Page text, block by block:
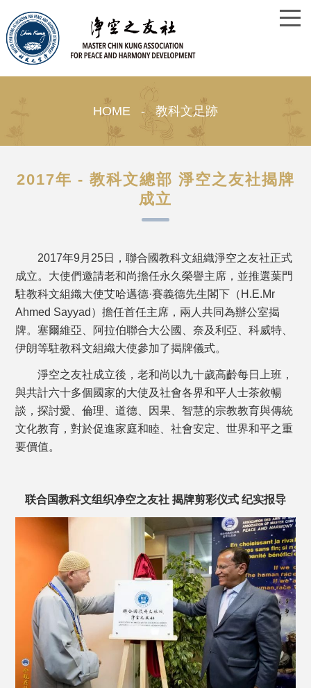
HOME - 教科文足跡
2017年 - 教科文總部 淨空之友社揭牌
成立
2017年9月25日，聯合國教科文組織淨空之友社正式
成立。大使們邀請老和尚擔任永久榮譽主席，並推選葉門
駐教科文組織大使艾哈邁德·賽義德先生閣下（H.E.Mr
Ahmed Sayyad）擔任首任主席，兩人共同為辦公室揭
牌。塞爾維亞、阿拉伯聯合大公國、奈及利亞、科威特、
伊朗等駐教科文組織大使參加了揭牌儀式。
淨空之友社成立後，老和尚以九十歲高齡每日上班，
與共計六十多個國家的大使及社會各界和平人士茶敘暢
談，探討愛、倫理、道德、因果、智慧的宗教教育與傳統
文化教育，對於促進家庭和睦、社會安定、世界和平之重
要價值。
联合国教科文组织净空之友社 揭牌剪彩仪式 纪实报导